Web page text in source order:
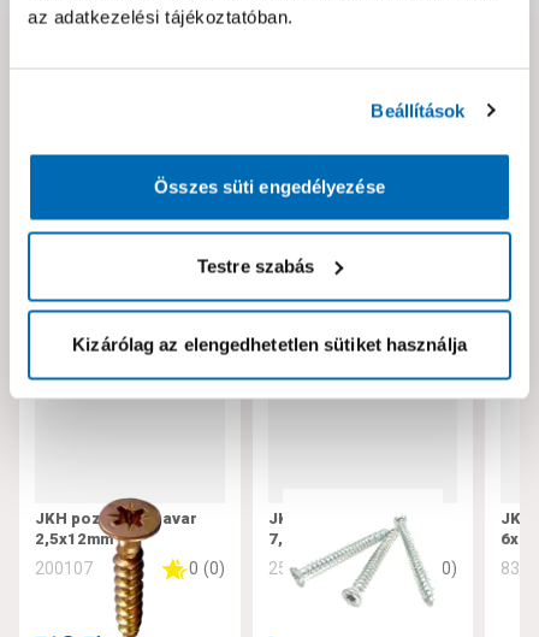
az adatkezelési tájékoztatóban.
Beállítások
Összes süti engedélyezése
Testre szabás
Kizárólag az elengedhetetlen sütiket használja
Neked ajánljuk!
JKH pozdorjacsavar
2,5x12mm
200107 0 (0)
JKH tokrögzítő csavar
7,5x182
256221 0 0)
JKH